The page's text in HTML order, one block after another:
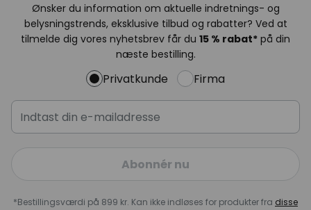
Ønsker du information om aktuelle indretnings- og
belysningstrends, eksklusive tilbud og rabatter? Ved at
tilmelde dig vores nyhetsbrev får du 15 % rabat* på din
næste bestilling.
Privatkunde Firma
Abonnér nu
*Bestillingsværdi på 899 kr. Kan ikke indløses for produkter fra disse